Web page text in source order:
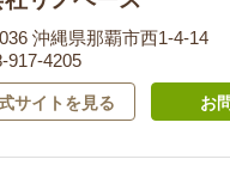
沖縄県那覇市西1-4-14
917-4205
サイトを見る お